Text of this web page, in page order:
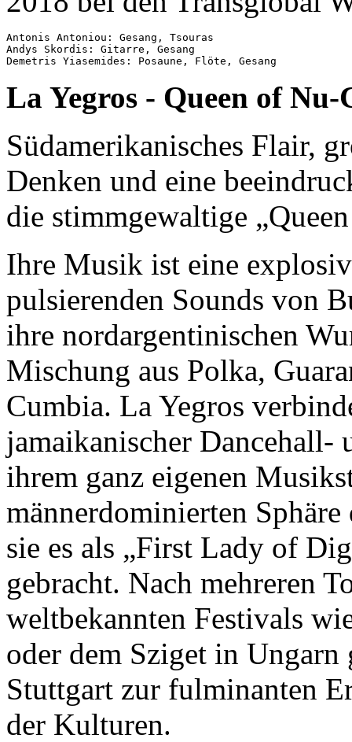
Antonis Antoniou: Gesang, Tsouras
Andys Skordis: Gitarre, Gesang
La Yegros - Queen of
Südamerikanisches Flair,
Denken und eine
die stimmgewaltige
Ihre Musik ist eine
pulsierenden Sounds von
ihre nordargentinischen
Mischung aus Polka,
Cumbia. La Yegros
jamaikanischer
ihrem ganz eigenen
männerdominierten
sie es als „First Lady of
gebracht. Nach mehreren
weltbekannten Festivals
oder dem Sziget in
Stuttgart zur fulminanten
der Kulturen.